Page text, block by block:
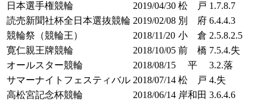
日本選手権競輪
2019/04/30 松 戸 1.7.8.7
読売新聞社杯全日本選抜競輪 2019/02/08 別 府 6.4.4.3
競輪祭（競輪王）
2018/11/20 小 倉 2.5.8.2.5
寛仁親王牌競輪
2018/10/05 前 橋 7.5.4.失
オールスター競輪
2018/08/15 平
3.2.落
サマーナイトフェスティバル 2018/07/14 松 戸 4.失
高松宮記念杯競輪
2018/06/14 岸和田 3.6.4.6